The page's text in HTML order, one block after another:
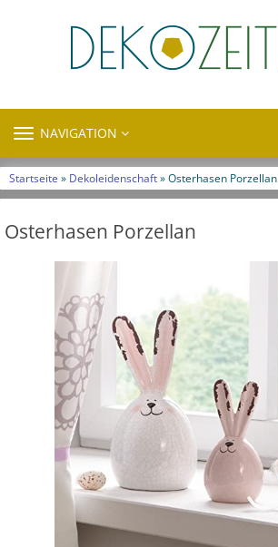
TOGGLE
NAVIGATION
Startseite » Dekoleidenschaft» Osterhasen Porzellan
Osterhasen Porzellan